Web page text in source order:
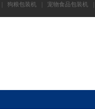
狗粮包装机 宠物食品包装机